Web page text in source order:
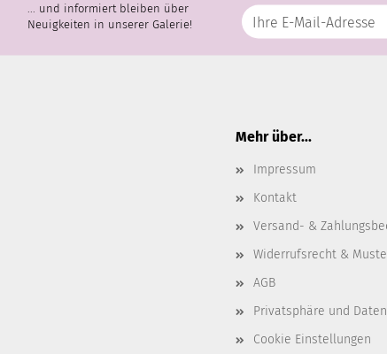
... und informiert bleiben über
Neuigkeiten in unserer Galerie!
Mehr über...
Impressum
Kontakt
Versand- &
Widerrufsrecht &
AGB
Privatsphäre und
Cookie Einstellungen